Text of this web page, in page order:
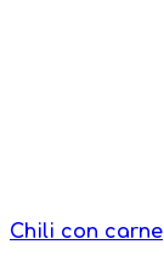
Chili con carne